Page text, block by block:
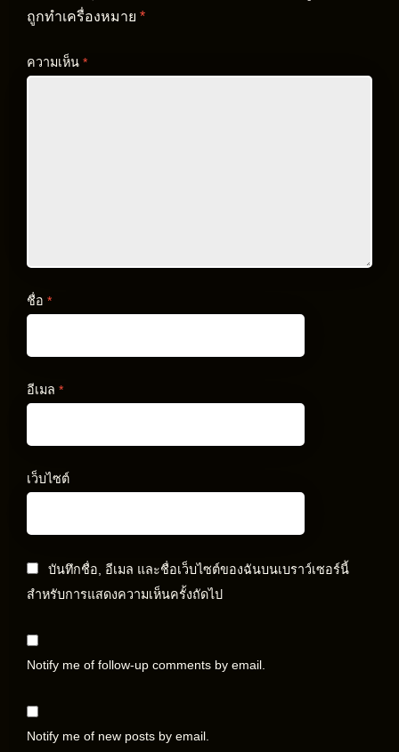
ถูกทำเครื่องหมาย *
ความเห็น *
ชื่อ *
อีเมล *
เว็บไซต์
บันทึกชื่อ, อีเมล และชื่อเว็บไซต์ของฉันบนเบราว์เซอร์นี้
สำหรับการแสดงความเห็นครั้งถัดไป
Notify me of follow-up comments by email.
Notify me of new posts by email.